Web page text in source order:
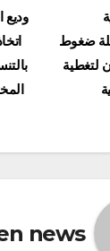
وديع
ضغوط
لتغطية
news